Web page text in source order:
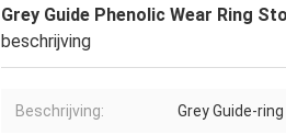
Grey Guide Phenolic Wear Ring
beschrijving
Beschrijving: Grey Guide-ring